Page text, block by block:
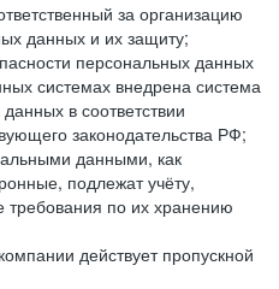
за организацию
данных и их защиту;
персональных данных
системах внедрена система
в соответствии
законодательства РФ;
данными, как
подлежат учёту,
по их хранению
действует пропускной